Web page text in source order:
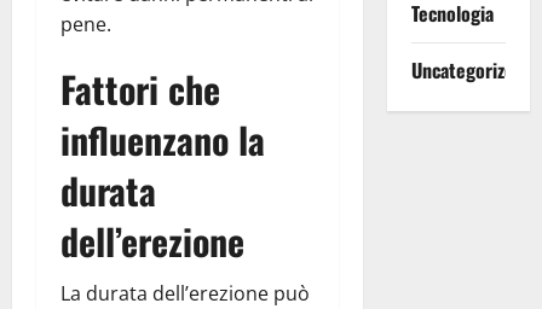
pene.
Fattori che
influenzano la
durata
dell’erezione
La durata dell’erezione può
Tecnologia
Uncategorized